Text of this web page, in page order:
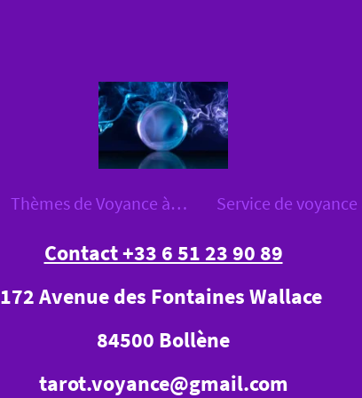
Thèmes de Voyance à Bollène et à Distance
Contact +33 6 51 23 90 89
172 Avenue des Fontaines Wallace
84500 Bollène
tarot.voyance@gmail.com